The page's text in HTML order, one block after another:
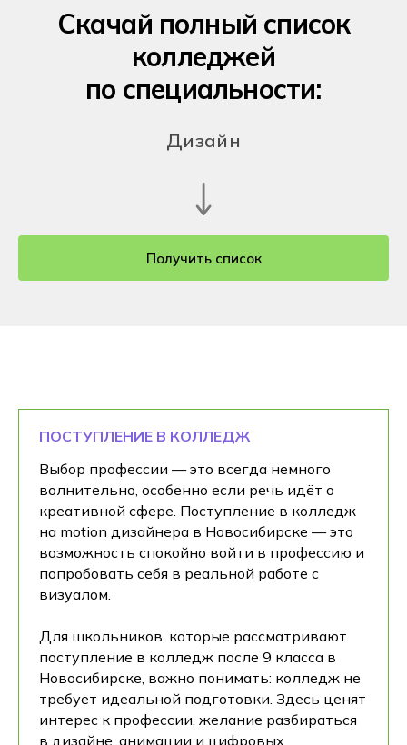
Скачай полный список
колледжей
по специальности:
Дизайн
Получить список
ПОСТУПЛЕНИЕ В КОЛЛЕДЖ
Выбор профессии — это всегда немного
волнительно, особенно если речь идёт о
креативной сфере. Поступление в колледж
на motion дизайнера в Новосибирске — это
возможность спокойно войти в профессию и
попробовать себя в реальной работе с
визуалом.
Для школьников, которые рассматривают
поступление в колледж после 9 класса в
Новосибирске, важно понимать: колледж не
требует идеальной подготовки. Здесь ценят
интерес к профессии, желание разбираться
в дизайне, анимации и цифровых